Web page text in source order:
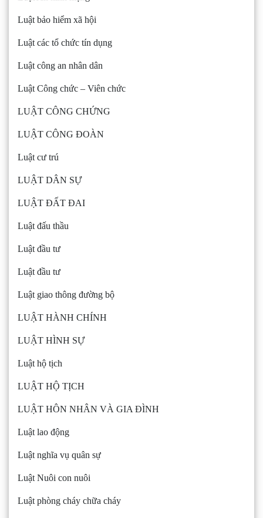
Luật bảo hiểm xã hội
Luật các tổ chức tín dụng
Luật công an nhân dân
Luật Công chức – Viên chức
LUẬT CÔNG CHỨNG
LUẬT CÔNG ĐOÀN
Luật cư trú
LUẬT DÂN SỰ
LUẬT ĐẤT ĐAI
Luật đấu thầu
Luật đầu tư
Luật đầu tư
Luật giao thông đường bộ
LUẬT HÀNH CHÍNH
LUẬT HÌNH SỰ
Luật hộ tịch
LUẬT HỘ TỊCH
LUẬT HÔN NHÂN VÀ GIA ĐÌNH
Luật lao động
Luật nghĩa vụ quân sự
Luật Nuôi con nuôi
Luật phòng cháy chữa cháy